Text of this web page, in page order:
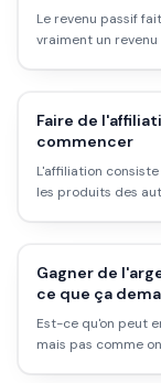
Le revenu passif
vraiment un revenu
Faire de
commencer
L'affiliation
les produits des
Gagner de
ce que ça
Est-ce qu'on peut
mais pas comme